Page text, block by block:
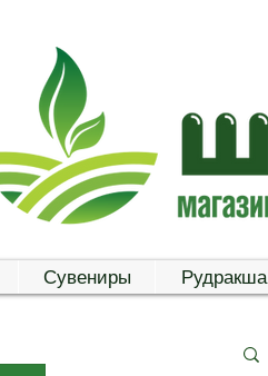
Сувениры Рудракша